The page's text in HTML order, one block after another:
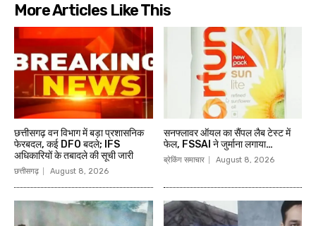
More Articles Like This
छत्तीसगढ़ वन विभाग में बड़ा प्रशासनिक
फेरबदल, कई DFO बदले; IFS
अधिकारियों के तबादले की सूची जारी
छत्तीसगढ़ August 8, 2026
सनफ्लावर ऑयल का सैंपल लैब टेस्ट में
फेल, FSSAI ने जुर्माना लगाया…
ब्रेकिंग समाचार August 8, 2026